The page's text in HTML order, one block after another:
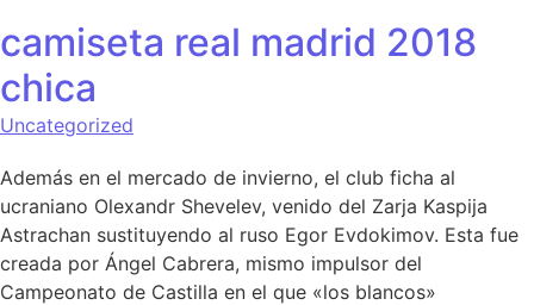
camiseta real madrid 2018
chica
Uncategorized
Además en el mercado de invierno, el club ficha al
ucraniano Olexandr Shevelev, venido del Zarja Kaspija
Astrachan sustituyendo al ruso Egor Evdokimov. Esta fue
creada por Ángel Cabrera, mismo impulsor del
Campeonato de Castilla en el que «los blancos»